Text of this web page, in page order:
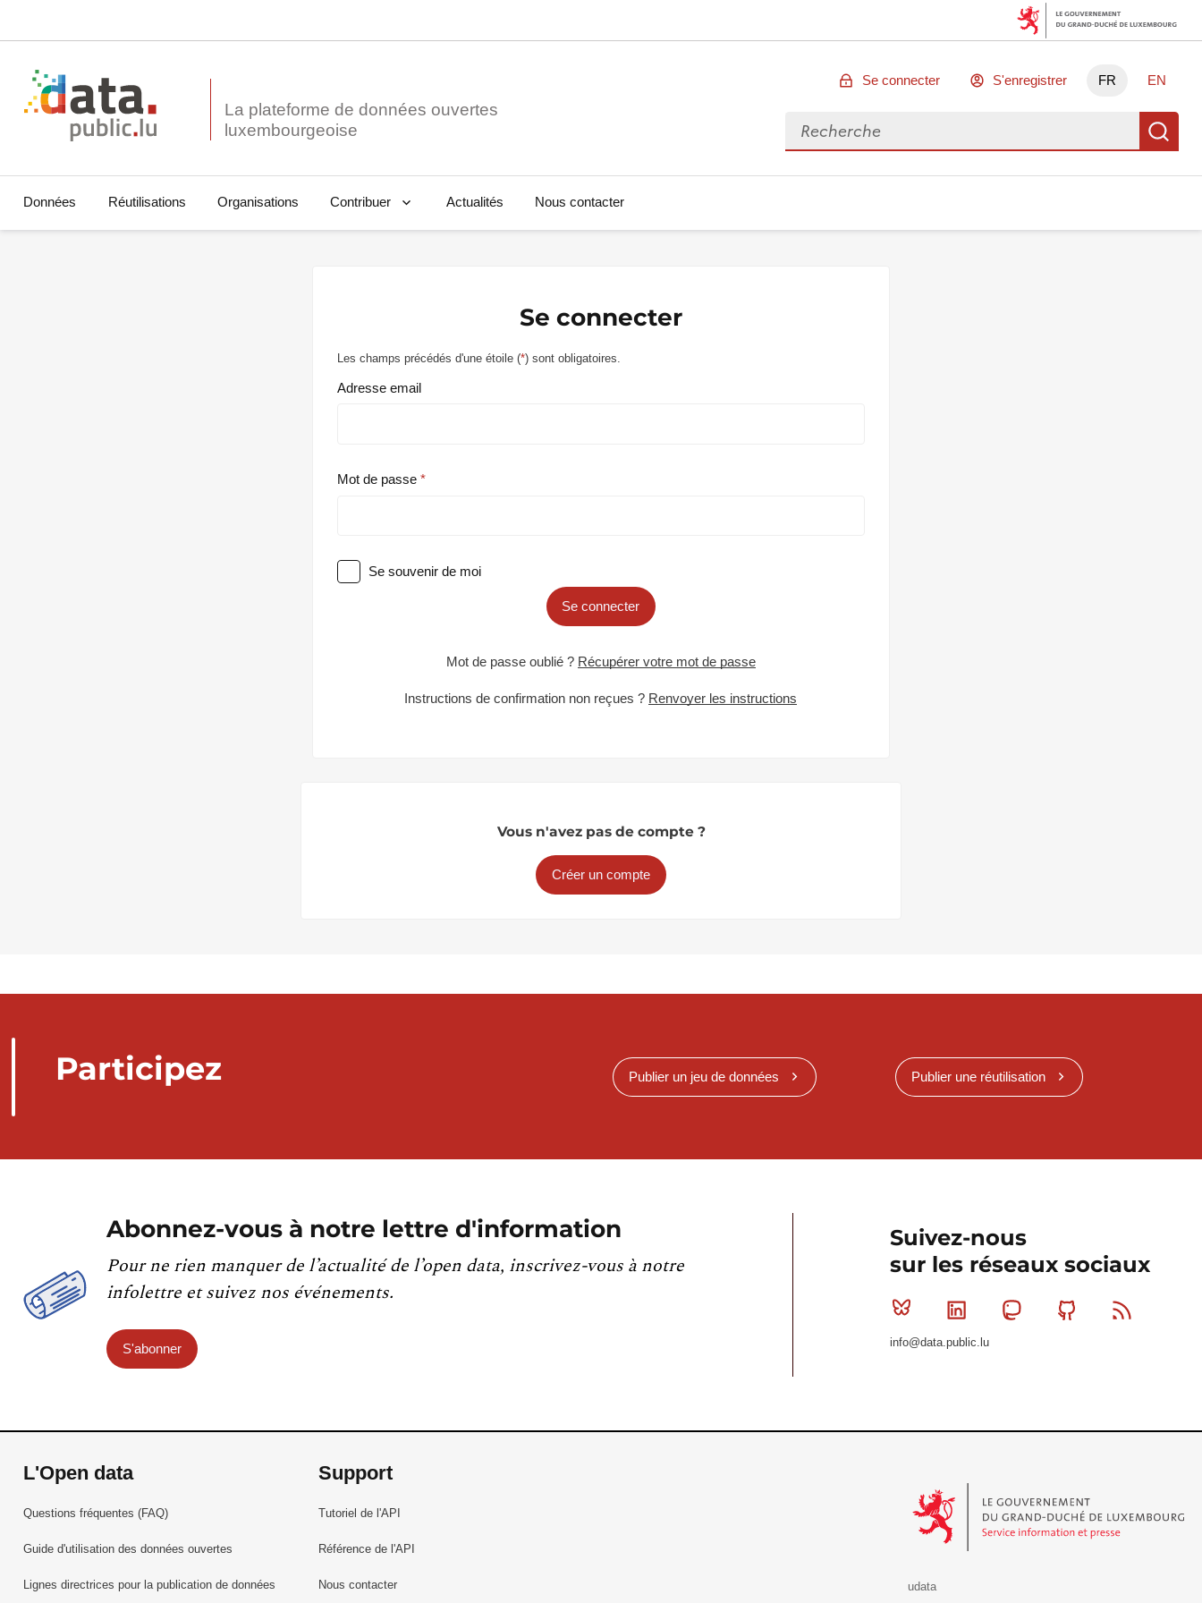
La plateforme de données ouvertes
Se connecter S'enregistrer FR EN
Rechercher des données
Données Réutilisations Organisations Contribuer Actualités Nous contacter
Se connecter
Les champs précédés d'une étoile (*) sont obligatoires.
Adresse email
Mot de passe
Se souvenir de moi
Se connecter
Mot de passe oublié ? Récupérer votre mot de passe
Instructions de confirmation non reçues ? Renvoyer les instructions
Vous n'avez pas de compte ?
Créer un compte
Participez Publier un jeu de données Publier une réutilisation
Abonnez-vous à notre lettre d'information
Pour ne rien manquer de l’actualité de l’open data, inscrivez-vous à notre
infolettre et suivez nos événements.
S'abonner
Suivez-nous
sur les réseaux sociaux
Bluesky Linkedin MastodonGithub
info@data.public.lu
L'Open data
Questions fréquentes (FAQ)
Guide d'utilisation des données ouvertes
Lignes directrices pour la publication de données
Support
Tutoriel de l'API
Référence de l'API
Nous contacter
udata